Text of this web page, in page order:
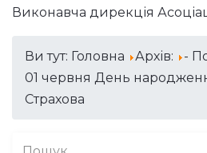
Виконавча дирекція
Ви тут: Головна Архів:
-
01 червня День
Страхова